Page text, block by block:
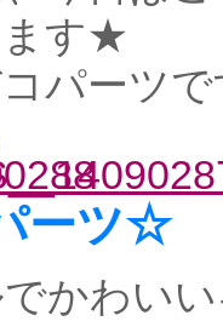
ます★
パーツで
ーツ☆
かわい